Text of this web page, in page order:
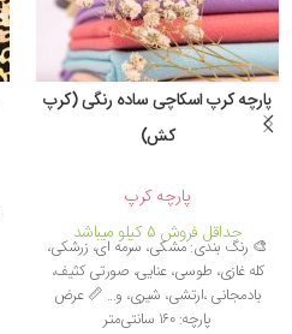
پارچه کرپ اسکاچی ساده رنگی (کرپ
کش)
پارچه کرپ
حداقل فروش 5 کیلو میباشد
🎨 رنگ بندی: مشکی، سرمه ای، زرشکی،
کله غازی، طوسی، عنایی، صورتی کثیف،
بادمجانی ،ارتشی، شیری، و... 📏 عرض
پارچه: 160 سانتی‌متر